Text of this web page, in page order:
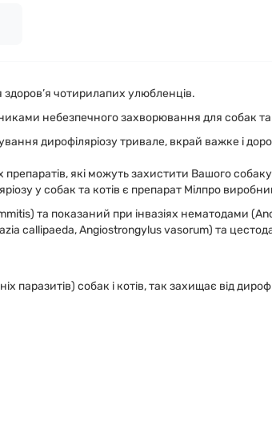
чотирилапих улюбленців.
небезпечного захворювання для собак та
дирофіляріозу тривале, вкрай важке і
які можуть захистити Вашого
у собак та котів є препарат Мілпро
та показаний при інвазіях нематодами
callipaeda, Angiostrongylus vasorum) та
собак і котів, так захищає від